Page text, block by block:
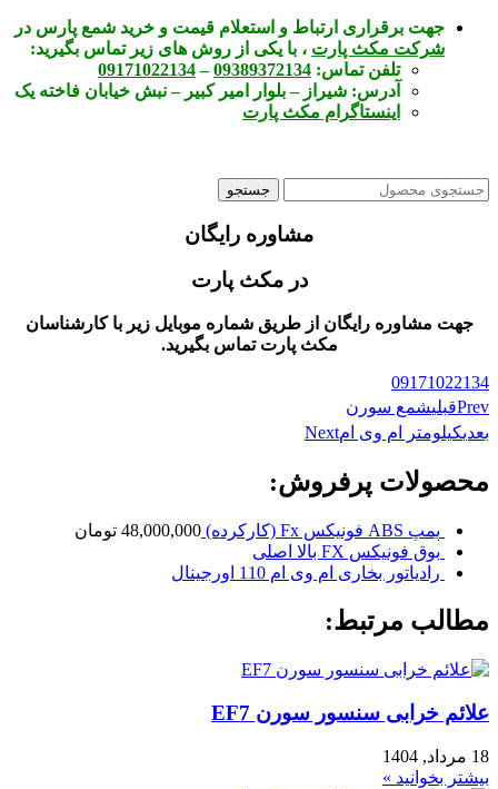
جهت برقراری ارتباط و استعلام قیمت و خرید شمع پارس در
شرکت مکث پارت ، با یکی از روش های زیر تماس بگیرید:
تلفن تماس: 09389372134
–
09171022134
آدرس: شیراز – بلوار امیر کبیر – نبش خیابان فاخته یک
اینستاگرام مکث پارت
جستجو
مشاوره رایگان
در مکث پارت
جهت مشاوره رایگان از طریق شماره موبایل زیر با کارشناسان
مکث پارت تماس بگیرید.
09171022134
Prevقبلیشمع سورن
بعدیکیلومتر ام وی امNext
محصولات پرفروش:
پمپ ABS فونیکس Fx (کارکرده) 48,000,000 تومان
بوق فونیکس FX بالا اصلی
رادیاتور بخاری ام وی ام 110 اورجینال
مطالب مرتبط:
علائم خرابی سنسور سورن EF7
18 مرداد, 1404
بیشتر بخوانید »